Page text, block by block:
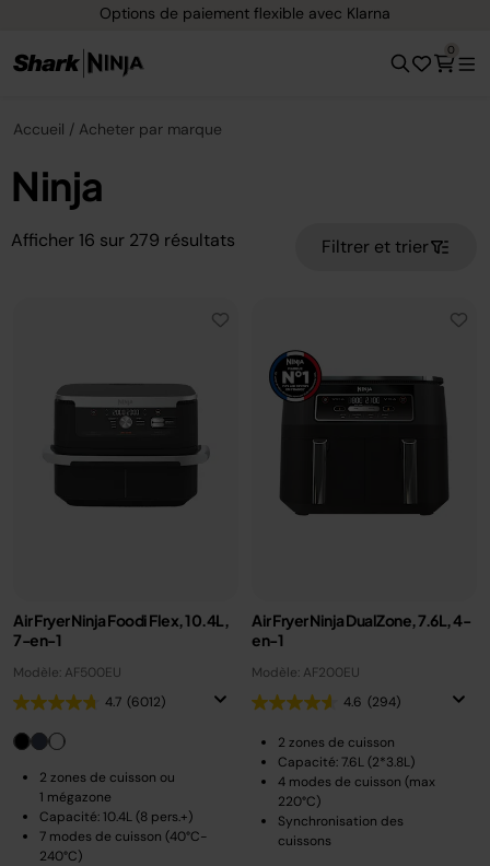
Options de paiement flexible avec Klarna
0
Accueil Acheter par marque
Ninja
Afficher 16 sur 279 résultats Filtrer et trier
Air Fryer Ninja Foodi Flex, 10.4L,
7-en-1
Modèle: AF500EU
4.7 (6012)
2 zones de cuisson ou
1 mégazone
Capacité: 10.4L (8 pers.+)
7 modes de cuisson (40°C-
240°C)
Air Fryer Ninja DualZone, 7.6L, 4-
en-1
Modèle: AF200EU
4.6 (294)
2 zones de cuisson
Capacité: 7.6L (2*3.8L)
4 modes de cuisson (max
220°C)
Synchronisation des
cuissons